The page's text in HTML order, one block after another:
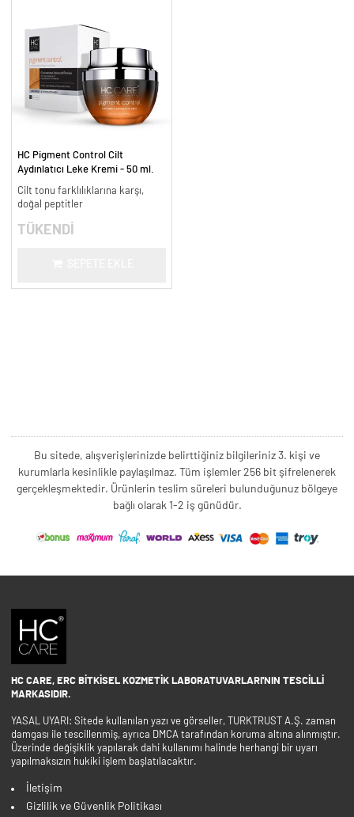
HC Pigment Control Cilt
Aydınlatıcı Leke Kremi - 50 ml.
Cilt tonu farklılıklarına karşı,
doğal peptitler
TÜKENDİ
Bu sitede, alışverişlerinizde belirttiğiniz bilgileriniz 3. kişi ve
kurumlarla kesinlikle paylaşılmaz. Tüm işlemler 256 bit şifrelenerek
gerçekleşmektedir. Ürünlerin teslim süreleri bulunduğunuz bölgeye
bağlı olarak 1-2 iş günüdür.
HC CARE, ERC BITKISEL KOZMETIK LABORATUVARLARI'NIN TESCILLI
MARKASIDIR.
YASAL UYARI: Sitede kullanılan yazı ve görseller, TURKTRUST A.Ş. zaman
damgası ile tescillenmiş, ayrıca DMCA tarafından koruma altına alınmıştır.
Üzerinde değişiklik yapılarak dahi kullanımı halinde herhangi bir uyarı
yapılmaksızın hukiki işlem başlatılacaktır.
İletişim
Gizlilik ve Güvenlik Politikası